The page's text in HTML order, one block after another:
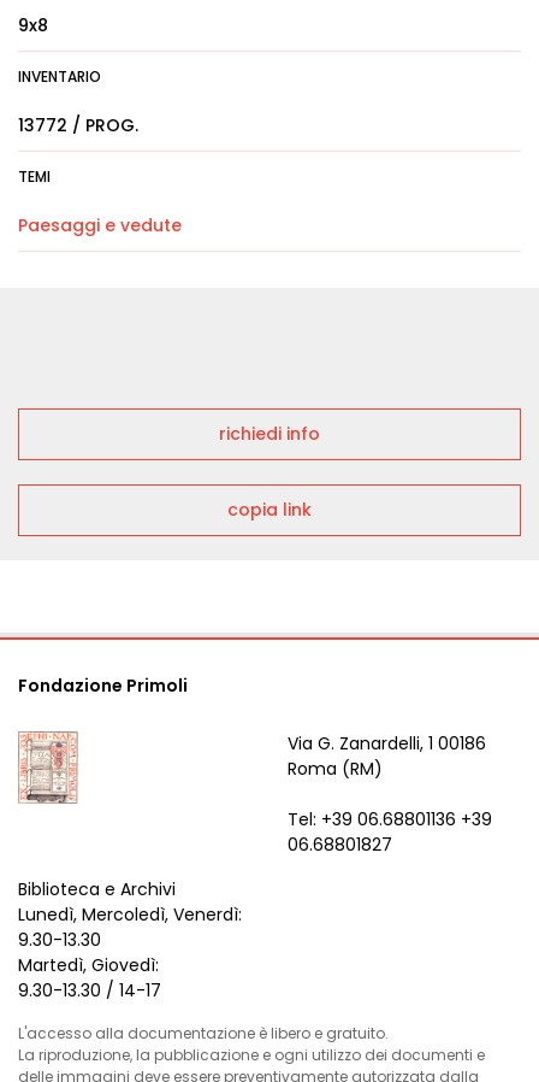
9x8
INVENTARIO
13772 / PROG.
TEMI
Paesaggi e vedute
richiedi info
copia link
Fondazione Primoli
Via G. Zanardelli, 1 00186
Roma (RM)
Tel: +39 06.68801136 +39
06.68801827
Biblioteca e Archivi
Lunedì, Mercoledì, Venerdì:
9.30-13.30
Martedì, Giovedì:
9.30-13.30 / 14-17
L'accesso alla documentazione è libero e gratuito.
La riproduzione, la pubblicazione e ogni utilizzo dei documenti e
delle immagini deve essere preventivamente autorizzata dalla